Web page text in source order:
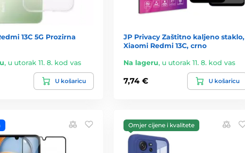
13C 5G Prozirna
, u utorak 11. 8. kod vas
U košaricu
JP Privacy Zaštitno kaljeno staklo,
Xiaomi Redmi 13C, crno
Na lageru, u utorak 11. 8. kod vas
7,74 € U košaricu
Omjer cijene i kvalitete